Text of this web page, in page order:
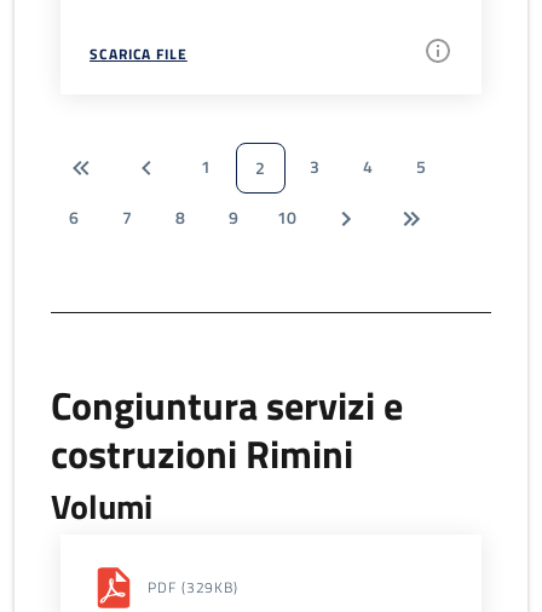
SCARICA FILE
1 2 3 4
5
6
7 8 9 10
Congiuntura servizi e
costruzioni Rimini
Volumi
PDF (329KB)